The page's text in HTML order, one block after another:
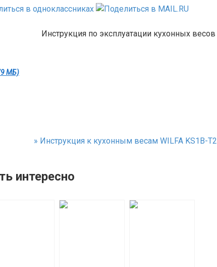
Инструкция по эксплуатации кухонных весов
МБ)
» Инструкция к кухонным весам WILFA KS1B-T2
интересно